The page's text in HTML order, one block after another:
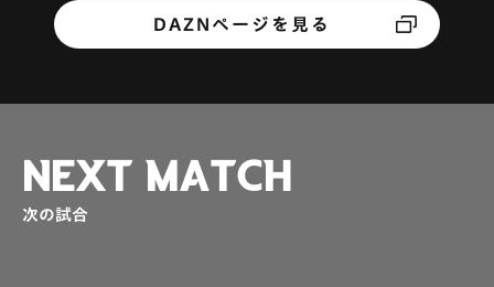
DAZNページを見る
NEXT MATCH
次の試合